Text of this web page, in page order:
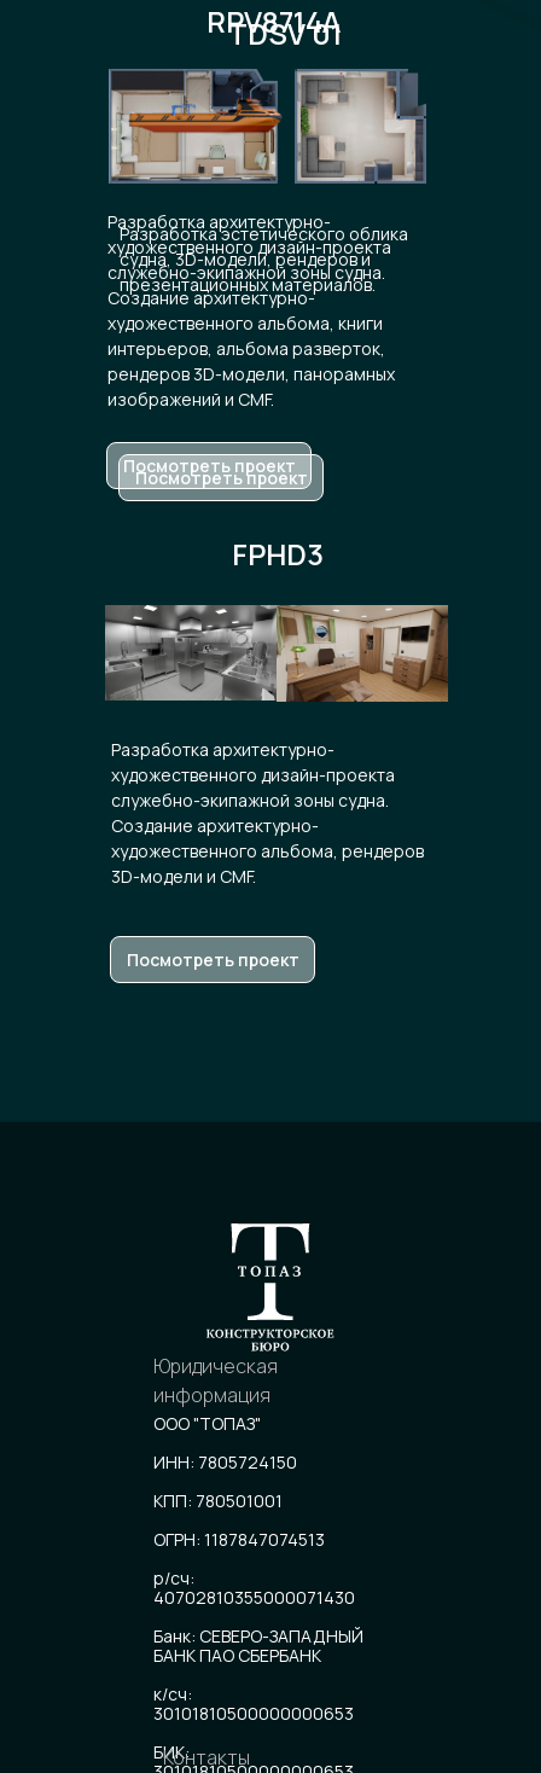
FPHD3
Разработка архитектурно-
художественного дизайн-проекта
служебно-экипажной зоны судна.
Создание архитектурно-
художественного альбома, рендеров
3D-модели и CMF.
RPV8714A
Разработка архитектурно-
художественного дизайн-проекта
служебно-экипажной зоны судна.
Создание архитектурно-
художественного альбома, книги
интерьеров, альбома разверток,
рендеров 3D-модели, панорамных
изображений и CMF.
Посмотреть проект
Посмотреть проект
TDSV 01
Разработка эстетического облика
судна, 3D-модели, рендеров и
презентационных материалов.
Посмотреть проект
МАЛОМЕРНЫЕ СУДА
TPZ DRIVER-M
ООО "ТОПАЗ"
ИНН: 7805724150
КПП: 780501001
ОГРН: 1187847074513
р/сч:
40702810355000071430
Банк: СЕВЕРО-ЗАПАДНЫЙ
БАНК ПАО СБЕРБАНК
к/сч:
30101810500000000653
БИК:
Юридическая
информация
Контакты